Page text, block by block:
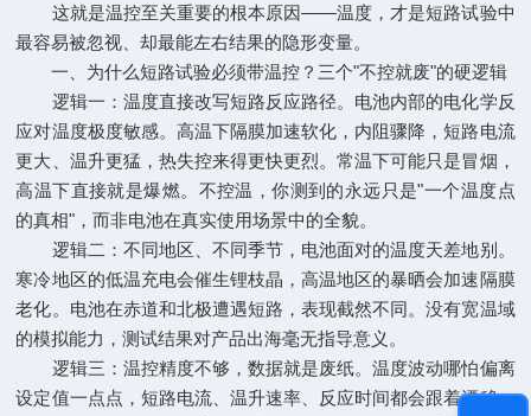
这就是温控至关重要的根本原因——温度，才是短路试验中
最容易被忽视、却最能左右结果的隐形变量。
一、为什么短路试验必须带温控？三个"不控就废"的硬逻辑
逻辑一：温度直接改写短路反应路径。电池内部的电化学反
应对温度极度敏感。高温下隔膜加速软化，内阻骤降，短路电流
更大、温升更猛，热失控来得更快更烈。常温下可能只是冒烟，
高温下直接就是爆燃。不控温，你测到的永远只是"一个温度点
的真相"，而非电池在真实使用场景中的全貌。
逻辑二：不同地区、不同季节，电池面对的温度天差地别。
寒冷地区的低温充电会催生锂枝晶，高温地区的暴晒会加速隔膜
老化。电池在赤道和北极遭遇短路，表现截然不同。没有宽温域
的模拟能力，测试结果对产品出海毫无指导意义。
逻辑三：温控精度不够，数据就是废纸。温度波动哪怕偏离
设定值一点点，短路电流、温升速率、反应时间都会跟着漂移。